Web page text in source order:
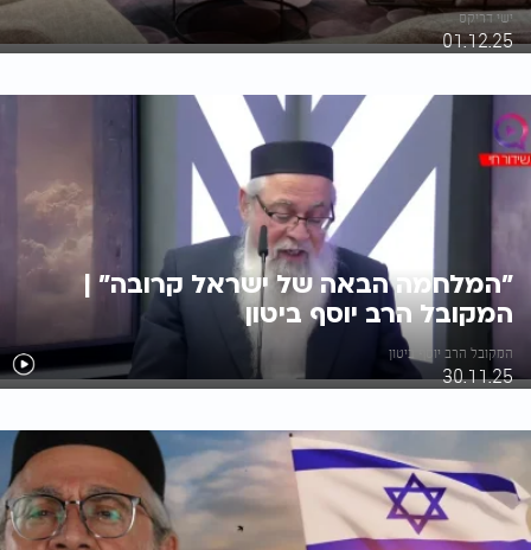
ישי דריקס
01.12.25
"המלחמה הבאה של ישראל קרובה" |
המקובל הרב יוסף ביטון
המקובל הרב יוסף ביטון
30.11.25